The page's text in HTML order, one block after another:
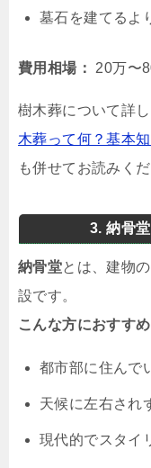
墓石を建てるよ
費用相場： 20万〜
樹木葬について詳
木葬って何？基本
も併せてお読みくだ
3. 納骨
納骨堂とは、建物
設です。
こんな方におすすめ
都市部に住んで
天候に左右され
現代的でスタイ